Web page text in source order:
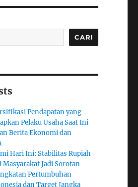
CARI
Pendapatan yang
Pelaku Usaha Saat Ini
Berita Ekonomi dan
Hari Ini: Stabilitas Rupiah
Masyarakat Jadi Sorotan
Pertumbuhan
dan Target Jangka